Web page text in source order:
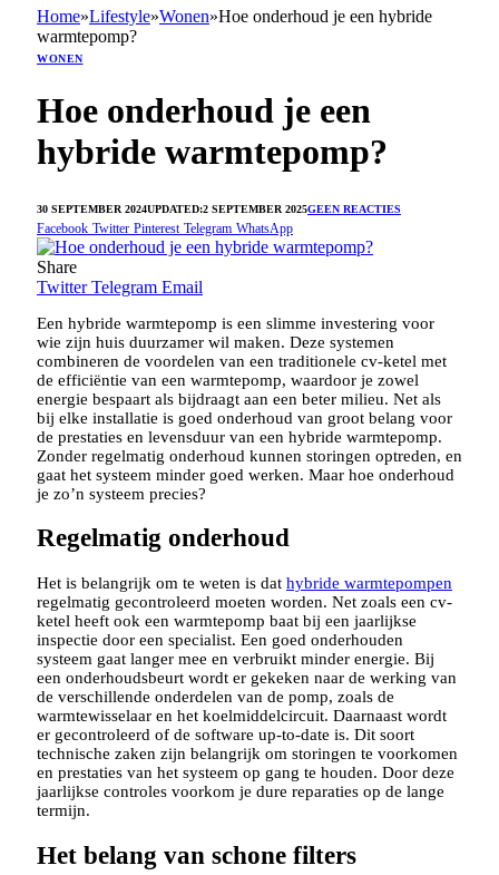
Home»Lifestyle»Wonen»Hoe onderhoud je een hybride
warmtepomp?
WONEN
Hoe onderhoud je een
hybride warmtepomp?
30 SEPTEMBER 2024UPDATED:2 SEPTEMBER 2025GEEN REACTIES
Facebook Twitter Pinterest Telegram WhatsApp
Share
Twitter Telegram Email
Een hybride warmtepomp is een slimme investering voor
wie zijn huis duurzamer wil maken. Deze systemen
combineren de voordelen van een traditionele cv-ketel met
de efficiëntie van een warmtepomp, waardoor je zowel
energie bespaart als bijdraagt aan een beter milieu. Net als
bij elke installatie is goed onderhoud van groot belang voor
de prestaties en levensduur van een hybride warmtepomp.
Zonder regelmatig onderhoud kunnen storingen optreden, en
gaat het systeem minder goed werken. Maar hoe onderhoud
je zo’n systeem precies?
Regelmatig onderhoud
Het is belangrijk om te weten is dat hybride warmtepompen
regelmatig gecontroleerd moeten worden. Net zoals een cv-
ketel heeft ook een warmtepomp baat bij een jaarlijkse
inspectie door een specialist. Een goed onderhouden
systeem gaat langer mee en verbruikt minder energie. Bij
een onderhoudsbeurt wordt er gekeken naar de werking van
de verschillende onderdelen van de pomp, zoals de
warmtewisselaar en het koelmiddelcircuit. Daarnaast wordt
er gecontroleerd of de software up-to-date is. Dit soort
technische zaken zijn belangrijk om storingen te voorkomen
en prestaties van het systeem op gang te houden. Door deze
jaarlijkse controles voorkom je dure reparaties op de lange
termijn.
Het belang van schone filters